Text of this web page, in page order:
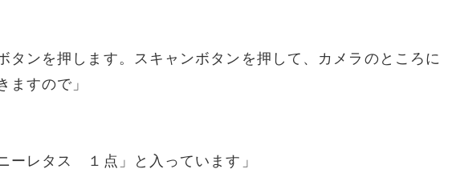
タンを押します。スキャンボタンを押して、カメラのところに
ますので」
ーレタス １点」と入っています」